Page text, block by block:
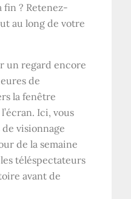
fin ? Retenez-
au long de votre
un regard encore
de
la fenêtre
Ici, vous
visionnage
de la semaine
téléspectateurs
avant de